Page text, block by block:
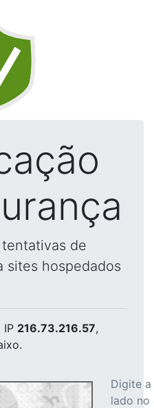
de
sites hospedados
IP 216.73.216.57,
Digite
lado no